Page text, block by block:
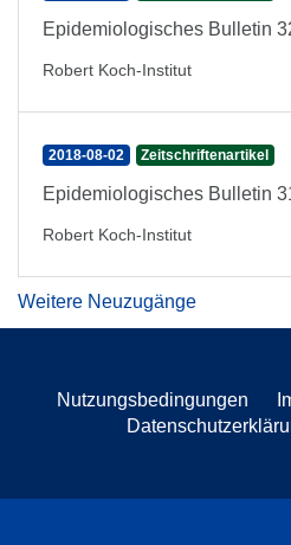
Epidemiologisches Bulletin
Robert Koch-Institut
2018-08-02 Zeitschriftenartikel
Epidemiologisches Bulletin
Robert Koch-Institut
Weitere Neuzugänge
Nutzungsbedingungen